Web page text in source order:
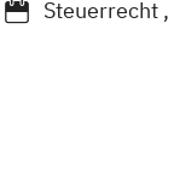
Steuerrecht